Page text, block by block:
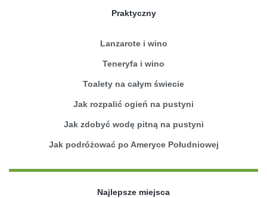
Praktyczny
Lanzarote i wino
Teneryfa i wino
Toalety na całym świecie
Jak rozpalić ogień na pustyni
Jak zdobyć wodę pitną na pustyni
Jak podróżować po Ameryce Południowej
Najlepsze miejsca